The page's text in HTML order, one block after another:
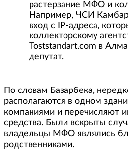
растерзание МФО и
Например, ЧСИ
вход с IP-адреса,
коллекторскому
Toststandart.com в
депутат.
По словам Базарбека,
располагаются в одном
компаниями и перечисляют
средства. Были вскрыты
владельцы МФО являлись
родственниками.